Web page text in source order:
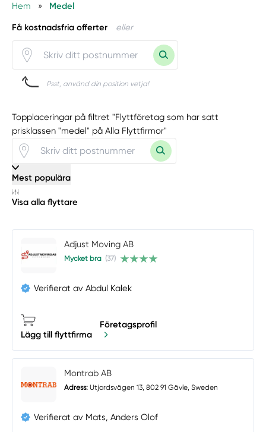
Hem
» Medel
Få kostnadsfria offerter eller
Psst, använd din position vetja!
Topplaceringar på filtret "Flyttföretag som har satt
prisklassen "medel" på Alla Flyttfirmor"
Mest populära
Visa alla flyttare
Adjust Moving AB
Mycket bra (37)
Verifierat av Abdul Kalek
Lägg till flyttfirma
Företagsprofil
Montrab AB
Adress: Utjordsvägen 13, 802 91 Gävle, Sweden
Verifierat av Mats, Anders Olof